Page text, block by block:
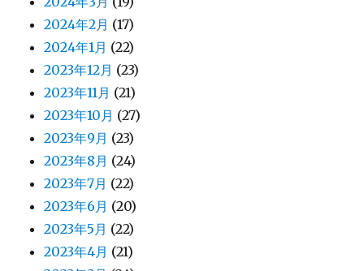
2024年2月 (17)
2024年1月 (22)
2023年12月 (23)
2023年11月 (21)
2023年10月 (27)
2023年9月 (23)
2023年8月 (24)
2023年7月 (22)
2023年6月 (20)
2023年5月 (22)
2023年4月 (21)